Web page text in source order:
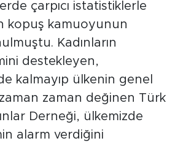
çarpıcı istatistiklerle
kopuş kamuoyunun
Kadınların
destekleyen,
kalmayıp ülkenin genel
zaman değinen Türk
Derneği, ülkemizde
alarm verdiğini